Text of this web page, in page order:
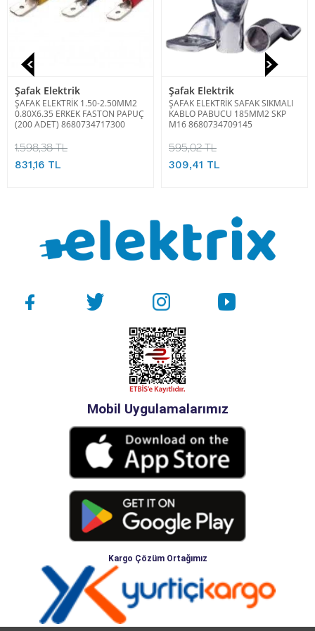
Şafak Elektrik
ŞAFAK ELEKTRİK 1.50-2.50MM2
0.80X6.35 ERKEK FASTON PAPUÇ
(200 ADET) 8680734717300
1.598,38 TL
831,16 TL
Şafak Elektrik
ŞAFAK ELEKTRİK SAFAK SIKMALI
KABLO PABUCU 185MM2 SKP
M16 8680734709145
595,02 TL
309,41 TL
Mobil Uygulamalarımız
Kargo Çözüm Ortağımız